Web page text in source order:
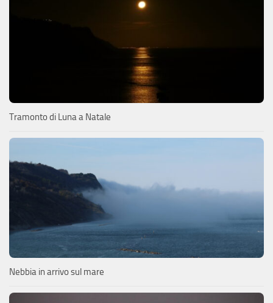
Tramonto di Luna a Natale
Nebbia in arrivo sul mare